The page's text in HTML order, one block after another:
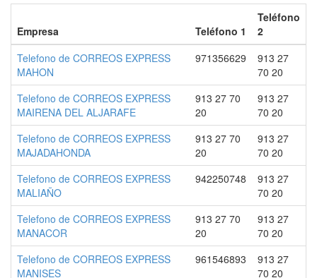
Empresa Teléfono 1
Teléfono
2
Telefono de CORREOS EXPRESS
MAHON
971356629
913 27
70 20
Telefono de CORREOS EXPRESS
MAIRENA DEL ALJARAFE
913 27 70
20
913 27
70 20
Telefono de CORREOS EXPRESS
MAJADAHONDA
913 27 70
20
913 27
70 20
Telefono de CORREOS EXPRESS
MALIAÑO
942250748
913 27
70 20
Telefono de CORREOS EXPRESS
MANACOR
913 27 70
20
913 27
70 20
Telefono de CORREOS EXPRESS
MANISES
961546893
913 27
70 20